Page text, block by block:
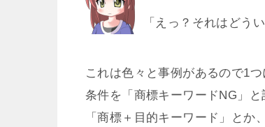
「えっ？それはどう
これは色々と事例があるので1
条件を「商標キーワードNG」
「商標＋目的キーワード」と